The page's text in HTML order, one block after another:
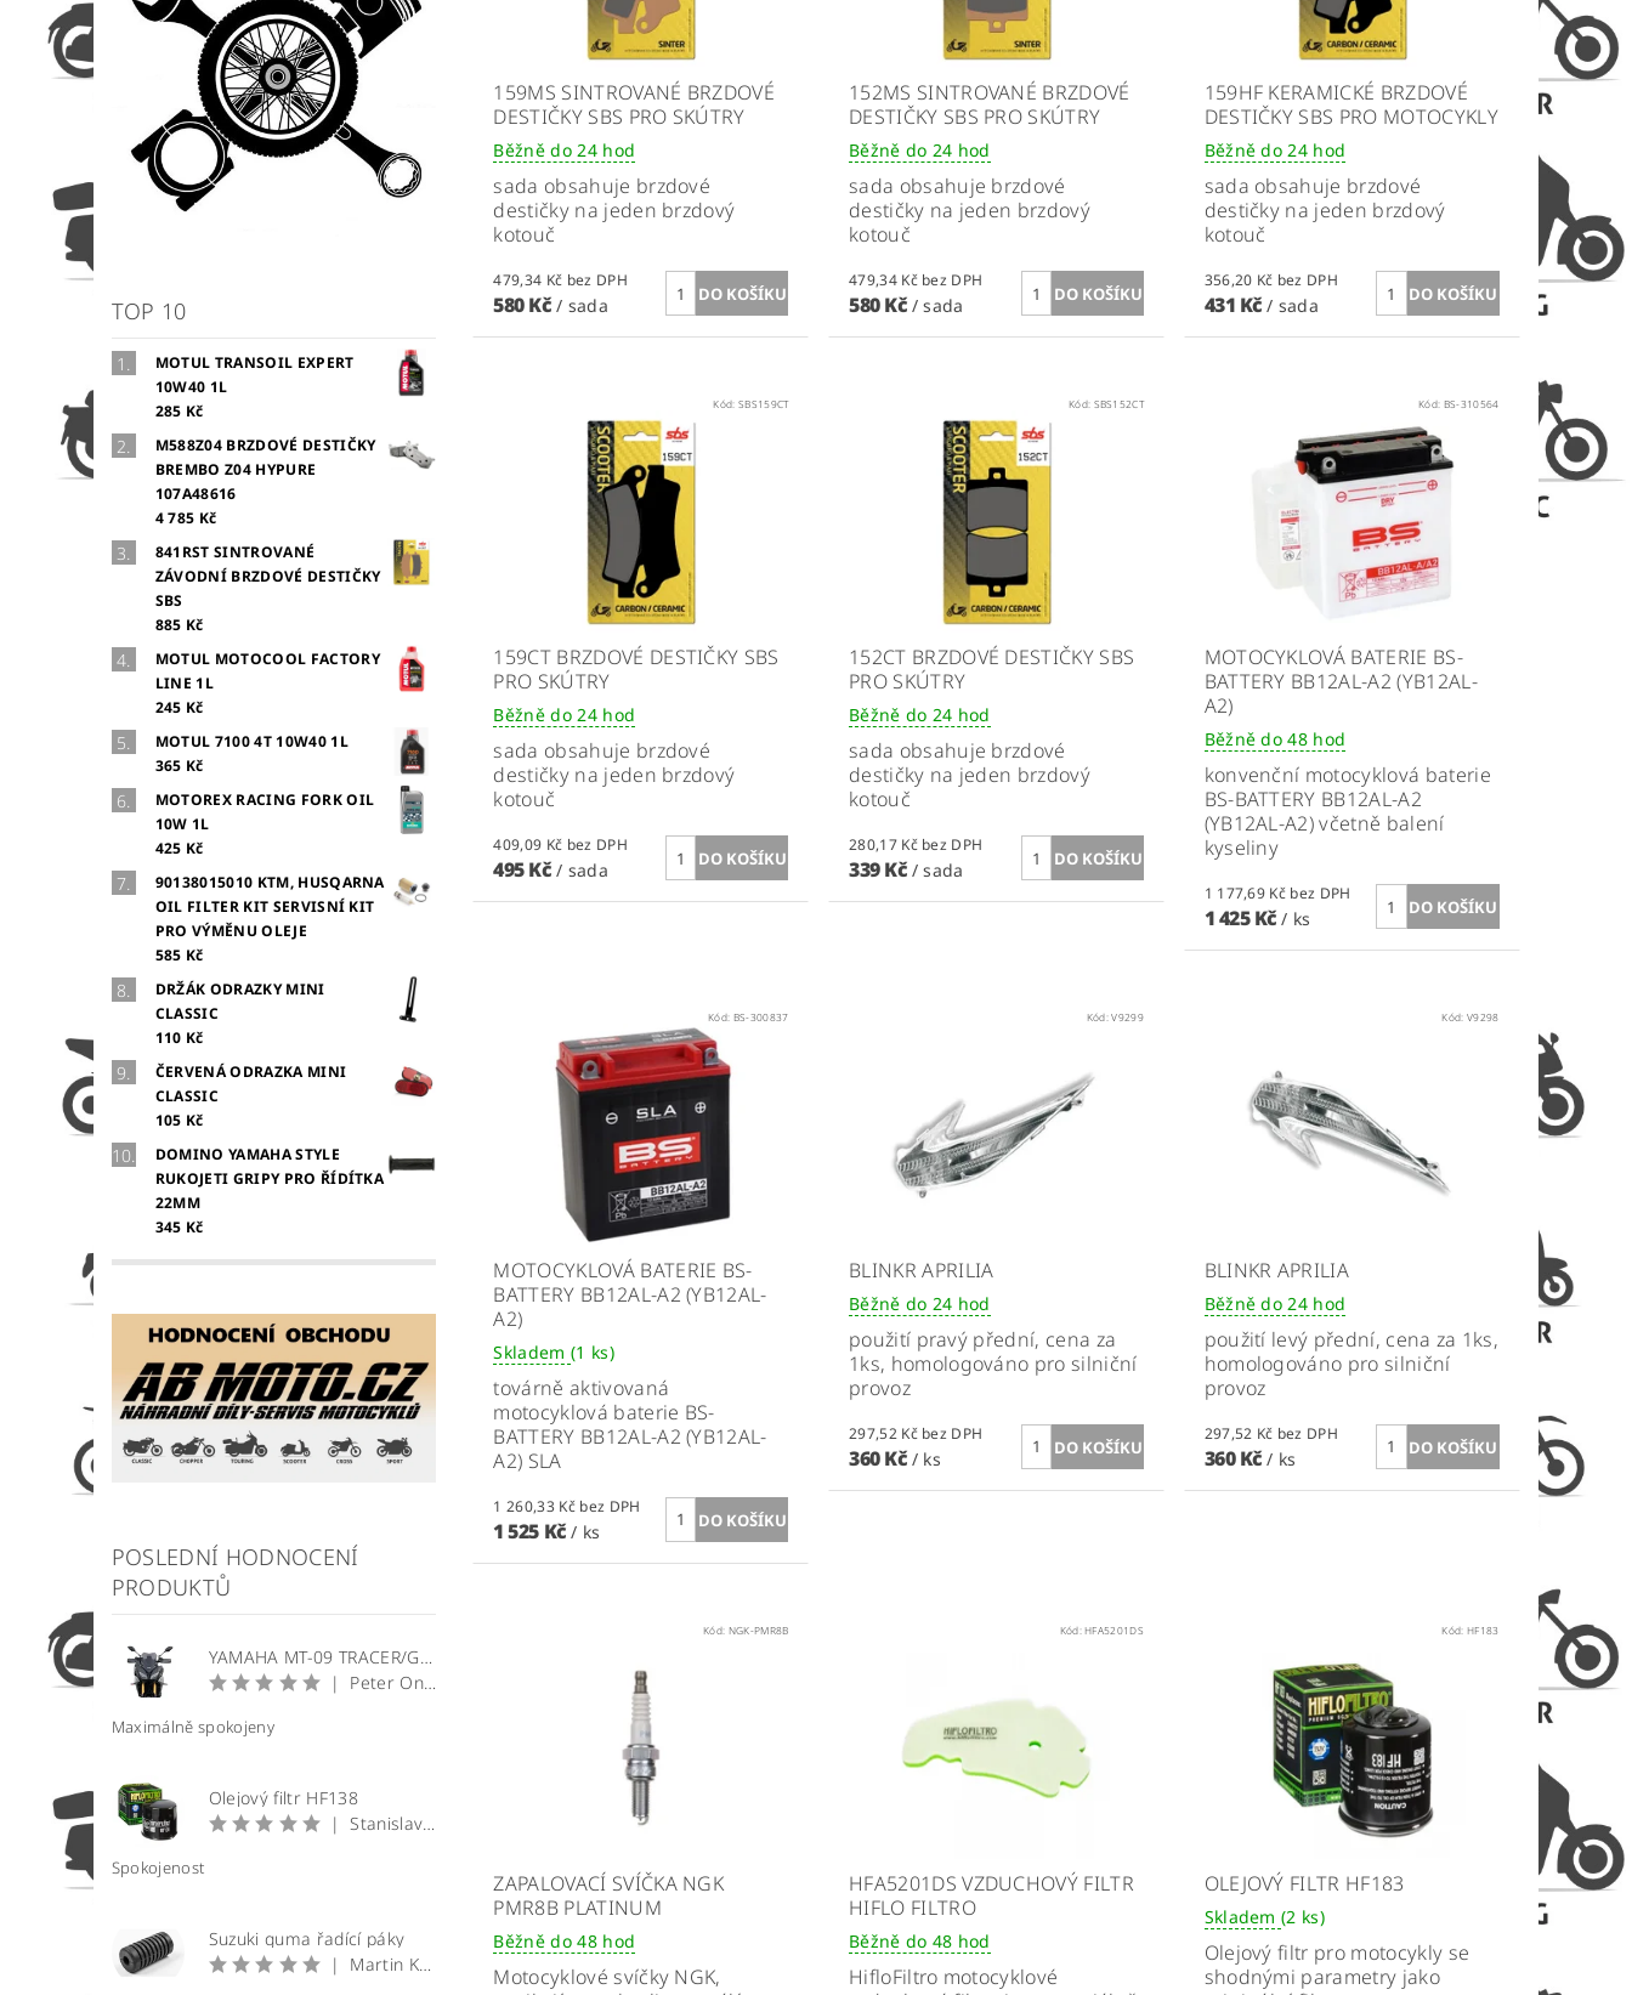
TOP 10
MOTUL TRANSOIL EXPERT
10W40 1L
285 Kč
M588Z04 BRZDOVÉ DESTIČKY
BREMBO Z04 HYPURE
107A48616
4 785 Kč
841RST SINTROVANÉ
ZÁVODNÍ BRZDOVÉ DESTIČKY
SBS
885 Kč
MOTUL MOTOCOOL FACTORY
LINE 1L
245 Kč
MOTUL 7100 4T 10W40 1L
365 Kč
MOTOREX RACING FORK OIL
10W 1L
425 Kč
90138015010 KTM, HUSQARNA
OIL FILTER KIT SERVISNÍ KIT
PRO VÝMĚNU OLEJE
585 Kč
DRŽÁK ODRAZKY MINI
CLASSIC
110 Kč
ČERVENÁ ODRAZKA MINI
CLASSIC
105 Kč
DOMINO YAMAHA STYLE
RUKOJETI GRIPY PRO ŘÍDÍTKA
22MM
345 Kč
POSLEDNÍ HODNOCENÍ
PRODUKTŮ
YAMAHA MT-09 TRACER/GT plexi štít WRS Sport
|
Peter Onuščák
Maximálně spokojeny
Olejový filtr HF138
|
Stanislav Prečan
Spokojenost
Suzuki guma řadící páky
|
Martin Krátký
159MS SINTROVANÉ BRZDOVÉ
DESTIČKY SBS PRO SKÚTRY
Běžně do 24 hod
sada obsahuje brzdové
destičky na jeden brzdový
kotouč
479,34 Kč bez DPH
580 Kč/ sada
152MS SINTROVANÉ BRZDOVÉ
DESTIČKY SBS PRO SKÚTRY
Běžně do 24 hod
sada obsahuje brzdové
destičky na jeden brzdový
kotouč
479,34 Kč bez DPH
580 Kč / sada
159HF KERAMICKÉ BRZDOVÉ
DESTIČKY SBS PRO MOTOCYKLY
Běžně do 24 hod
sada obsahuje brzdové
destičky na jeden brzdový
kotouč
356,20 Kč bez DPH
431 Kč/ sada
Kód: SBS159CT
159CT BRZDOVÉ DESTIČKY SBS
PRO SKÚTRY
Běžně do 24 hod
sada obsahuje brzdové
destičky na jeden brzdový
kotouč
409,09 Kč bez DPH
495 Kč/ sada
Kód: SBS152CT
152CT BRZDOVÉ DESTIČKY SBS
PRO SKÚTRY
Běžně do 24 hod
sada obsahuje brzdové
destičky na jeden brzdový
kotouč
280,17 Kč bez DPH
339 Kč / sada
Kód: BS-310564
MOTOCYKLOVÁ BATERIE BS-
BATTERY BB12AL-A2 (YB12AL-
A2)
Běžně do 48 hod
konvenční motocyklová baterie
BS-BATTERY BB12AL-A2
(YB12AL-A2) včetně balení
kyseliny
1 177,69 Kč bez DPH
1 425 Kč/ ks
Kód: BS-300837
MOTOCYKLOVÁ BATERIE BS-
BATTERY BB12AL-A2 (YB12AL-
A2)
Skladem (1 ks)
továrně aktivovaná
motocyklová baterie BS-
BATTERY BB12AL-A2 (YB12AL-
A2) SLA
1 260,33 Kč bez DPH
1 525 Kč/ ks
Kód:V9299
BLINKR APRILIA
Běžně do 24 hod
použití pravý přední, cena za
1ks, homologováno pro silniční
provoz
297,52 Kč bez DPH
360 Kč / ks
Kód:V9298
BLINKR APRILIA
Běžně do 24 hod
použití levý přední, cena za 1ks,
homologováno pro silniční
provoz
297,52 Kč bez DPH
360 Kč/ ks
Kód: NGK-PMR8B
ZAPALOVACÍ SVÍČKA NGK
PMR8B PLATINUM
Běžně do 48 hod
Motocyklové svíčky NGK,
Kód:HFA5201DS
HFA5201DS VZDUCHOVÝ FILTR
HIFLO FILTRO
Běžně do 48 hod
HifloFiltro motocyklové
Kód:HF183
OLEJOVÝ FILTR HF183
Skladem(2 ks)
Olejový filtr pro motocykly se
shodnými parametry jako